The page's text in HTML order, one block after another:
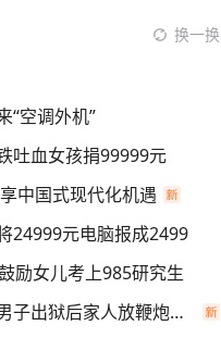
换一换
“空调外机”
吐血女孩捐99999元
中国式现代化机遇
24999元电脑报成2499
励女儿考上985研究生
死刑改死缓男子出狱后家人放鞭炮庆祝